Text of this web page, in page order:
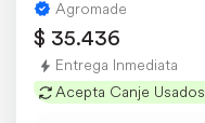
Agromade
$ 35.436
Entrega Inmediata
Acepta Canje Usados